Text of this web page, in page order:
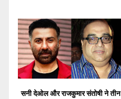
सनी देओल और राजकुमार संतोषी ने तीन